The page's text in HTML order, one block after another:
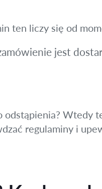
ten liczy się od
jest
odstąpienia? Wtedy
regulaminy i